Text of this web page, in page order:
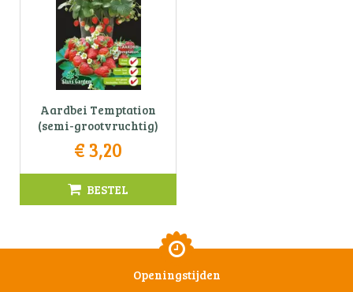
Aardbei Temptation
(semi-grootvruchtig)
€3,20
BESTEL
Openingstijden